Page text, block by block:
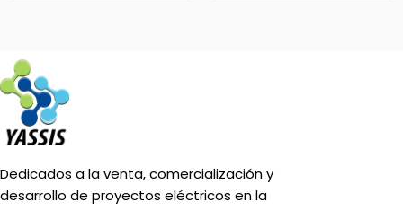
Dedicados a la venta, comercialización y
desarrollo de proyectos eléctricos en la